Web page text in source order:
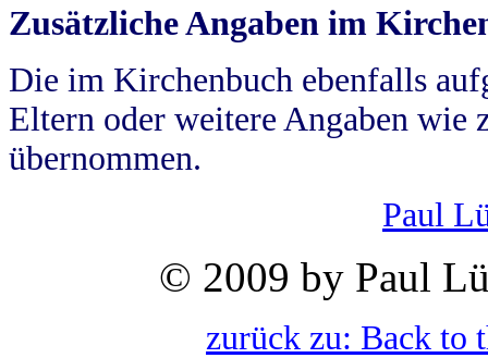
Zusätzliche Angaben im
Die im Kirchenbuch ebenfalls
Eltern oder weitere Angaben wie
übernommen.
Paul
© 2009 by Paul
zurück zu: Back to